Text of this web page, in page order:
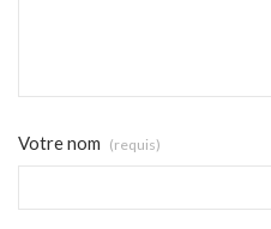
Votre nom (requis)